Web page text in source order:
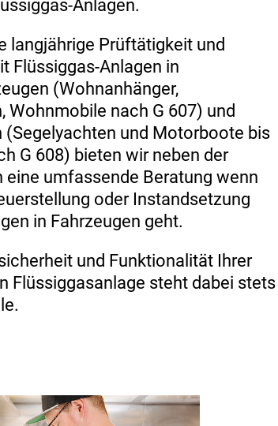
Anlagen.
langjährige Prüftätigkeit und
Flüssiggas-Anlagen in
(Wohnanhänger,
Wohnmobile nach G 607) und
(Segelyachten und Motorboote bis
G 608) bieten wir neben der
eine umfassende Beratung wenn
oder Instandsetzung
in Fahrzeugen geht.
und Funktionalität Ihrer
Flüssiggasanlage steht dabei stets